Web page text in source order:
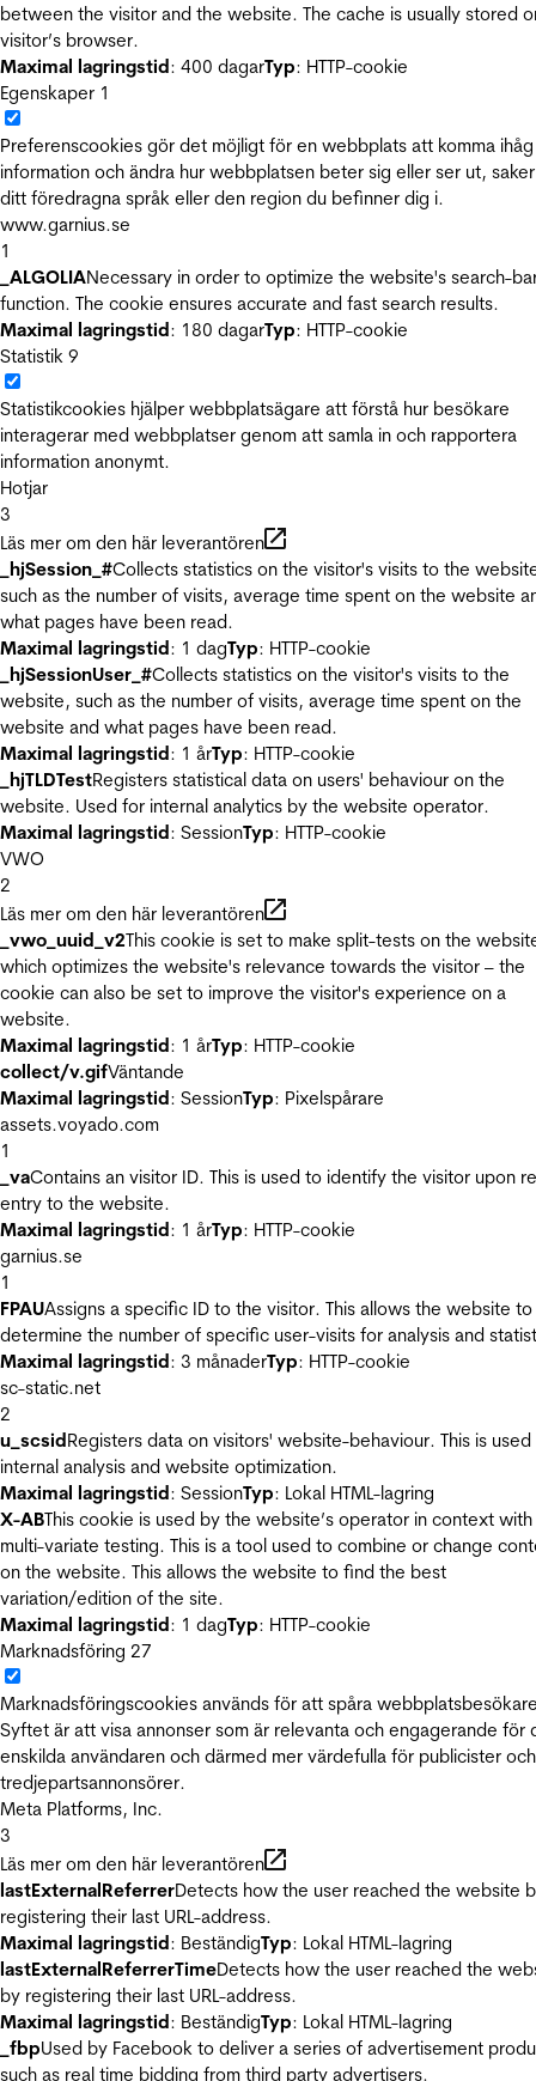
between the visitor and the website. The cache is usually stored
visitor’s browser.
Maximal lagringstid: 400 dagarTyp: HTTP-cookie
Egenskaper 1
Preferenscookies gör det möjligt för en webbplats att komma ihåg
information och ändra hur webbplatsen beter sig eller ser ut,
ditt föredragna språk eller den region du befinner dig i.
www.garnius.se
1
_ALGOLIANecessary in order to optimize the website's search-
function. The cookie ensures accurate and fast search results.
Maximal lagringstid: 180 dagarTyp: HTTP-cookie
Statistik 9
Statistikcookies hjälper webbplatsägare att förstå hur besökare
interagerar med webbplatser genom att samla in och rapportera
information anonymt.
Hotjar
3
Läs mer om den här leverantören
_hjSession_#Collects statistics on the visitor's visits to the
such as the number of visits, average time spent on the website
what pages have been read.
Maximal lagringstid: 1 dagTyp: HTTP-cookie
_hjSessionUser_#Collects statistics on the visitor's visits to the
website, such as the number of visits, average time spent on the
website and what pages have been read.
Maximal lagringstid: 1 årTyp: HTTP-cookie
_hjTLDTestRegisters statistical data on users' behaviour on the
website. Used for internal analytics by the website operator.
Maximal lagringstid: SessionTyp: HTTP-cookie
VWO
2
Läs mer om den här leverantören
_vwo_uuid_v2This cookie is set to make split-tests on the
which optimizes the website's relevance towards the visitor – the
cookie can also be set to improve the visitor's experience on a
website.
Maximal lagringstid: 1 årTyp: HTTP-cookie
collect/v.gifVäntande
Maximal lagringstid: SessionTyp: Pixelspårare
assets.voyado.com
1
_vaContains an visitor ID. This is used to identify the visitor upon
entry to the website.
Maximal lagringstid: 1 årTyp: HTTP-cookie
garnius.se
1
FPAUAssigns a specific ID to the visitor. This allows the website to
determine the number of specific user-visits for analysis and
Maximal lagringstid: 3 månaderTyp: HTTP-cookie
sc-static.net
2
u_scsidRegisters data on visitors' website-behaviour. This is
internal analysis and website optimization.
Maximal lagringstid: SessionTyp: Lokal HTML-lagring
X-ABThis cookie is used by the website’s operator in context with
multi-variate testing. This is a tool used to combine or change
on the website. This allows the website to find the best
variation/edition of the site.
Maximal lagringstid: 1 dagTyp: HTTP-cookie
Marknadsföring 27
Marknadsföringscookies används för att spåra
Syftet är att visa annonser som är relevanta och engagerande för
enskilda användaren och därmed mer värdefulla för publicister och
tredjepartsannonsörer.
Meta Platforms, Inc.
3
Läs mer om den här leverantören
lastExternalReferrerDetects how the user reached the website
registering their last URL-address.
Maximal lagringstid: BeständigTyp: Lokal HTML-lagring
lastExternalReferrerTimeDetects how the user reached the
by registering their last URL-address.
Maximal lagringstid: BeständigTyp: Lokal HTML-lagring
_fbpUsed by Facebook to deliver a series of advertisement
such as real time bidding from third party advertisers.